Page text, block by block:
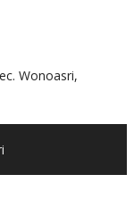
Wonoasri,